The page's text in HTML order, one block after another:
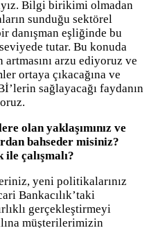
Bilgi birikimi olmadan
sunduğu sektörel
danışman eşliğinde bu
tutar. Bu konuda
arzu ediyoruz ve
ortaya çıkacağına ve
sağlayacağı faydanın
olan yaklaşımınız ve
bahseder misiniz?
çalışmalı?
yeni politikalarınız
Bankacılık’taki
gerçekleştirmeyi
müşterilerimizin